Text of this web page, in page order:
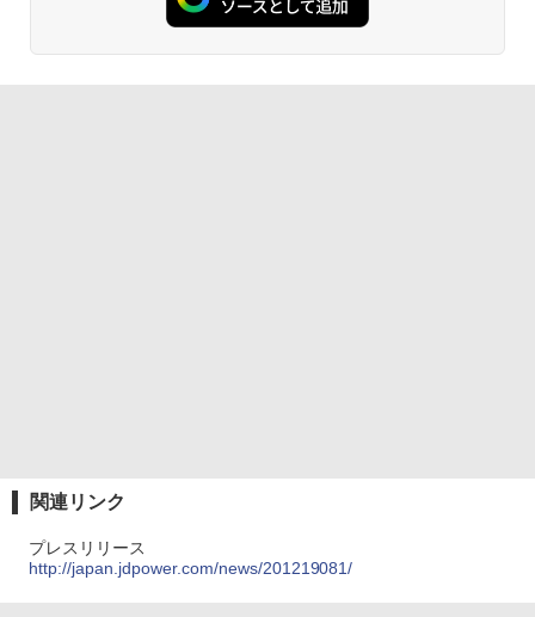
関連リンク
プレスリリース
http://japan.jdpower.com/news/201219081/